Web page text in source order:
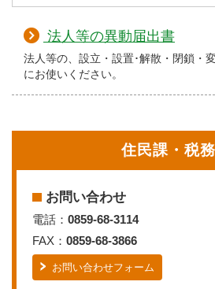
法人等の異動届出書
法人等の、設立・設置･解散・閉鎖・
にお使いください。
住民課・税
お問い合わせ
電話： 0859-68-3114
FAX： 0859-68-3866
お問い合わせフォーム